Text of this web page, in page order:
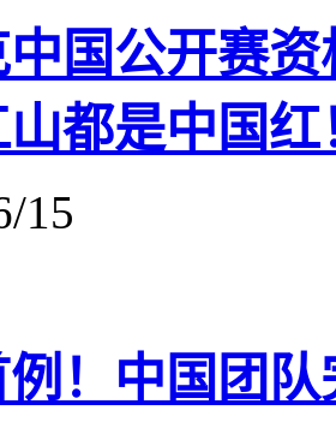
国公开赛
都是中国红
15
！中国团